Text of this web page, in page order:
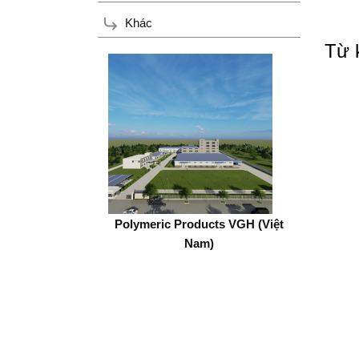
Khác
Polymeric Products VGH (Việt
Nam)
Từ